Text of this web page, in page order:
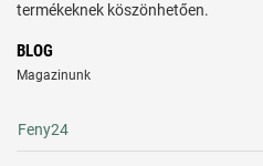
termékeknek köszönhetően.
BLOG
Magazinunk
Feny24